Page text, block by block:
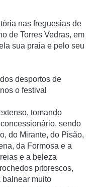
nas freguesias de
de Torres Vedras, em
sua praia e pelo seu
desportos de
o festival
tomando
sendo
do Mirante, do Pisão,
da Formosa e a
e a beleza
pitorescos,
balnear muito